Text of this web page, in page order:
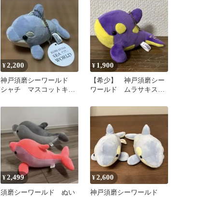
¥2,200
神戸須磨シーワールド
シャチ マスコットキー
¥ 1,900
【希少】 神戸須磨シー
ワールド ムラサキスポ
チ マスコット
¥2,499
須磨シーワールド ぬい
¥2,600
神戸須磨シーワールド